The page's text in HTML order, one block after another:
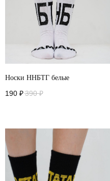
Носки ННБТГ белые
190 ₽390 ₽